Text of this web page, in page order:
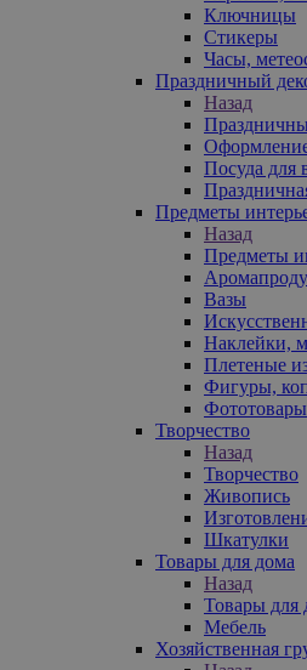
Ключницы
Стикеры
Часы,
Праздничный
Назад
Посуда для
Предметы
Назад
Предметы
Вазы
Наклейки,
Плетеные
Фигуры,
Фототовары
Творчество
Назад
Творчество
Живопись
Шкатулки
Товары для дома
Назад
Товары для
Мебель
Хозяйственная